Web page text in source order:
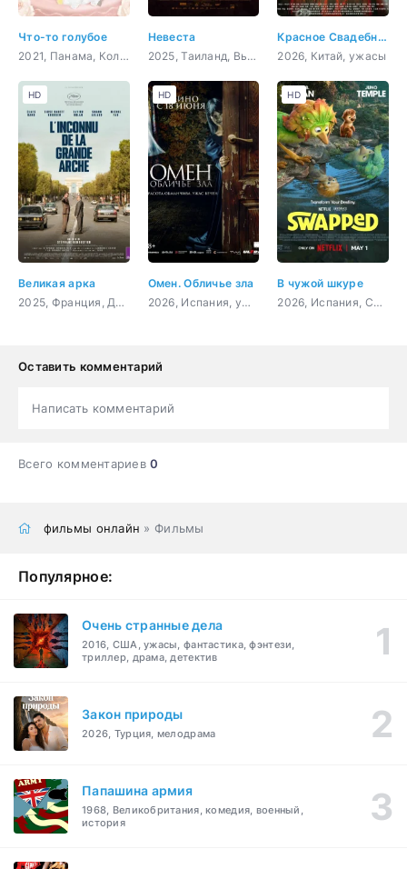
Что-то голубое
2021, Панама, Колумбия, комедия
Невеста
2025, Таиланд, Вьетнам, ужасы
Красное Свадебное Платье
2026, Китай, ужасы
Великая арка
2025, Франция, Дания, драма, биография, история
HD
Омен. Обличье зла
2026, Испания, ужасы
HD
В чужой шкуре
2026, Испания, США, мультфильм, фэнтези, комедия, приключения, семейный
HD
Оставить комментарий
Написать комментарий
Всего комментариев0
фильмы онлайн » Фильмы
Популярное:
Очень странные дела
2016, США, ужасы, фантастика, фэнтези,
триллер, драма, детектив
Закон природы
2026, Турция, мелодрама
Папашина армия
1968, Великобритания, комедия, военный,
история